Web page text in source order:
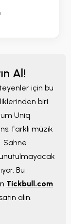
Al!
için bu
biri
Uniq
farklı müzik
Sahne
Bu
Tickbull.com
alın.